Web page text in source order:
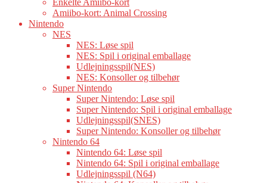
Enkelte Amiibo-kort
Amiibo-kort: Animal Crossing
Nintendo
NES
NES: Løse spil
NES: Spil i original emballage
Udlejningsspil(NES)
NES: Konsoller og tilbehør
Super Nintendo
Super Nintendo: Løse spil
Super Nintendo: Spil i original emballage
Udlejningsspil(SNES)
Super Nintendo: Konsoller og tilbehør
Nintendo 64
Nintendo 64: Løse spil
Nintendo 64: Spil i original emballage
Udlejningsspil (N64)